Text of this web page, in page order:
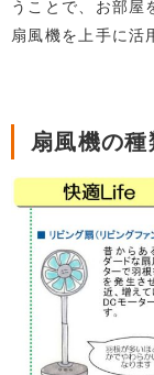
うことで、お部屋
扇風機を上手に活
扇風機の種